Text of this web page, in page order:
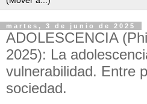
martes, 3 de junio de 2025
ADOLESCENCIA
2025): La
vulnerabilidad. Entre
sociedad.